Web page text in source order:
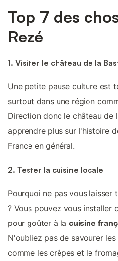
Top 7 des
Rezé
1. Visiter le château de la
Une petite pause culture est
surtout dans une région
Direction donc le château de
apprendre plus sur l'histoire
France en général.
2. Tester la cuisine locale
Pourquoi ne pas vous laisser
? Vous pouvez vous installer
pour goûter à lacuisine
N'oubliez pas de savourer
comme les crêpes et le